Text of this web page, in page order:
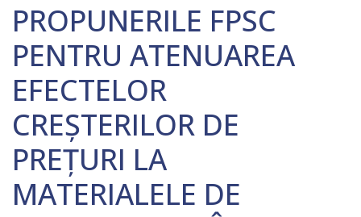
PROPUNERILE FPSC
PENTRU ATENUAREA
EFECTELOR
CREȘTERILOR DE
PREȚURI LA
MATERIALELE DE